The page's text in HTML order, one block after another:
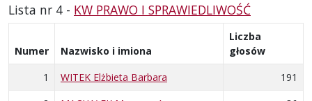
Lista nr 4 - KW PRAWO I SPRAWIEDLIWOŚĆ
Numer Nazwisko i imiona
Liczba
głosów
1
WITEK Elżbieta Barbara
191